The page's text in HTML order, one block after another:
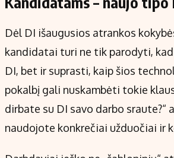
Dėl DI išaugusios atrankos
kandidatai turi ne tik parodyti,
DI, bet ir suprasti, kaip šios
pokalbį gali nuskambėti tokie
dirbate su DI savo darbo sraute?“
naudojote konkrečiai užduočiai ir